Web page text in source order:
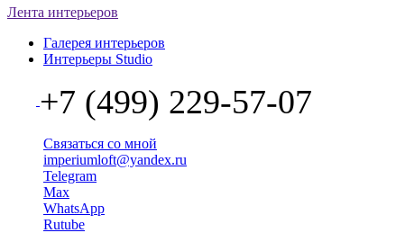
Лента интерьеров
Галерея интерьеров
Интерьеры Studio
+7 (499) 229-57-07
Связаться со мной
imperiumloft@yandex.ru
Telegram
Max
WhatsApp
Rutube